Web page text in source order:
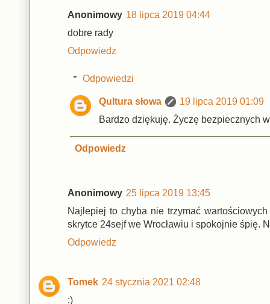
Anonimowy 18 lipca 2019 04:44
dobre rady
Odpowiedz
Odpowiedzi
Qultura słowa
19 lipca 2019 01:09
Bardzo dziękuję. Życzę bezpiecznych
Odpowiedz
Anonimowy 25 lipca 2019 13:45
Najlepiej to chyba nie trzymać
skrytce 24sejf we Wrocławiu i spokojnie śpię.
Odpowiedz
Tomek 24 stycznia 2021 02:48
:)